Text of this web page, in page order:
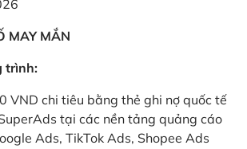
MAY MẮN
trình:
VND chi tiêu bằng thẻ ghi nợ quốc tế
tại các nền tảng quảng cáo
Ads, TikTok Ads, Shopee Ads